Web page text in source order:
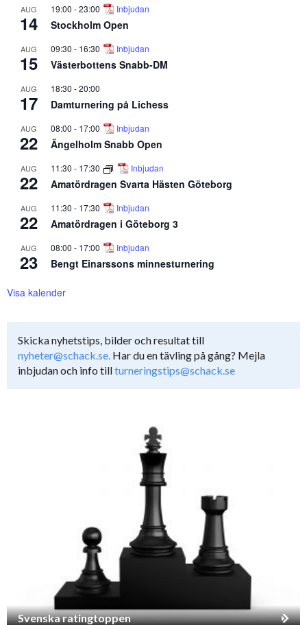
AUG
14
19:00 -23:00 Inbjudan
Stockholm Open
AUG
15
09:30 - 16:30 Inbjudan
Västerbottens Snabb-DM
AUG
17
18:30 -20:00
Damturnering på Lichess
AUG
22
08:00 - 17:00 Inbjudan
Ängelholm Snabb Open
AUG
22
11:30 - 17:30 Inbjudan
Amatördragen Svarta Hästen Göteborg
AUG
22
11:30 - 17:30 Inbjudan
Amatördragen i Göteborg 3
AUG
23
08:00 - 17:00 Inbjudan
Bengt Einarssons minnesturnering
Visa kalender
Skicka nyhetstips, bilder och resultat till
nyheter@schack.se. Har du en tävling på gång? Mejla
inbjudan och info tillturneringstips@schack.se
Svenska ratingtoppen